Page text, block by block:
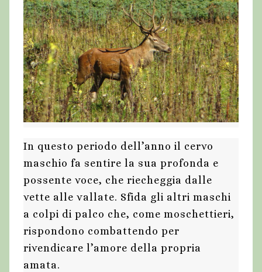
In questo periodo dell’anno il cervo
maschio fa sentire la sua profonda e
possente voce, che riecheggia dalle
vette alle vallate. Sfida gli altri maschi
a colpi di palco che, come moschettieri,
rispondono combattendo per
rivendicare l’amore della propria
amata.